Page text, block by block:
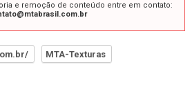
e remoção de conteúdo entre em contato:
MTA-Texturas